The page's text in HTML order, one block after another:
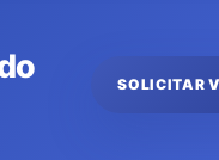
SOLICITAR